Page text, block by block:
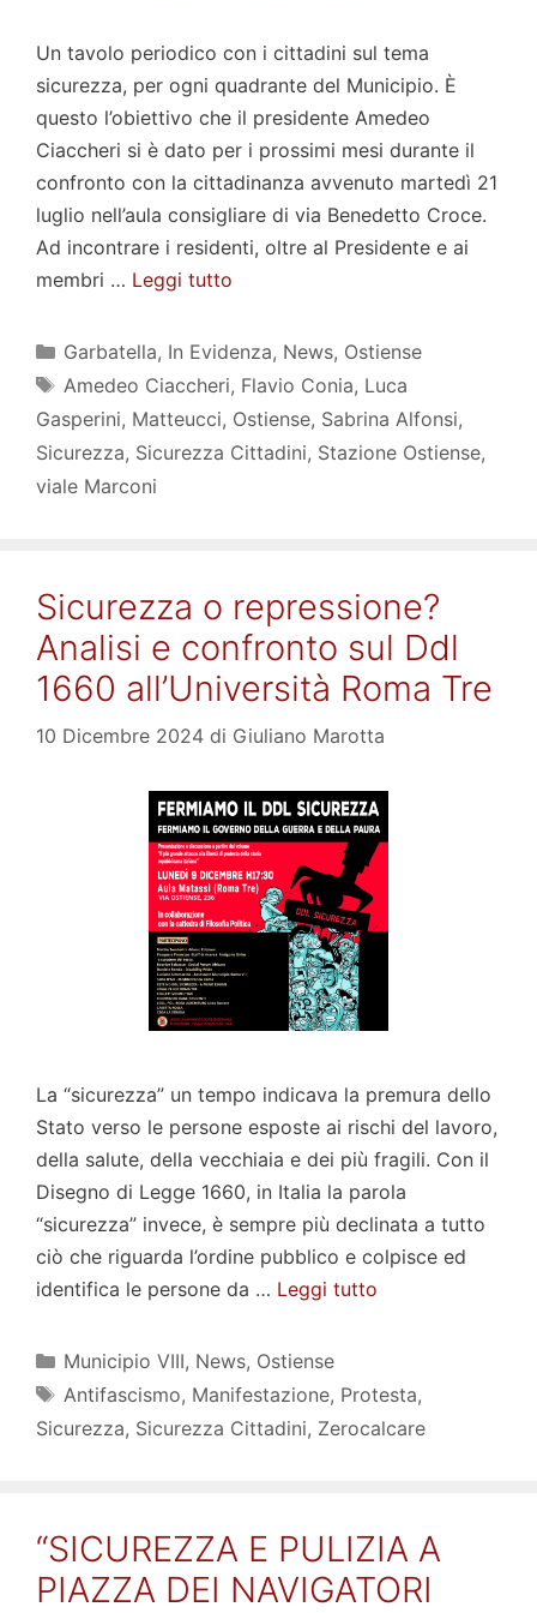
Un tavolo periodico con i cittadini sul tema
sicurezza, per ogni quadrante del Municipio. È
questo l’obiettivo che il presidente Amedeo
Ciaccheri si è dato per i prossimi mesi durante il
confronto con la cittadinanza avvenuto martedì 21
luglio nell’aula consigliare di via Benedetto Croce.
Ad incontrare i residenti, oltre al Presidente e ai
membri … Leggi tutto
Categorie
Garbatella, In Evidenza, News, Ostiense
Tag
Amedeo Ciaccheri, Flavio Conia, Luca
Gasperini, Matteucci, Ostiense, Sabrina Alfonsi,
Sicurezza, Sicurezza Cittadini, Stazione Ostiense,
viale Marconi
Sicurezza o repressione?
Analisi e confronto sul Ddl
1660 all’Università Roma Tre
10 Dicembre 2024 di Giuliano Marotta
La “sicurezza” un tempo indicava la premura dello
Stato verso le persone esposte ai rischi del lavoro,
della salute, della vecchiaia e dei più fragili. Con il
Disegno di Legge 1660, in Italia la parola
“sicurezza” invece, è sempre più declinata a tutto
ciò che riguarda l’ordine pubblico e colpisce ed
identifica le persone da … Leggi tutto
Categorie
Municipio VIII, News, Ostiense
Tag
Antifascismo, Manifestazione, Protesta,
Sicurezza, Sicurezza Cittadini, Zerocalcare
“SICUREZZA E PULIZIA A
PIAZZA DEI NAVIGATORI